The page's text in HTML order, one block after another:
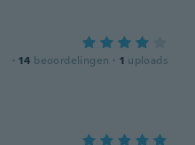
· 14 beoordelingen · 1 uploads